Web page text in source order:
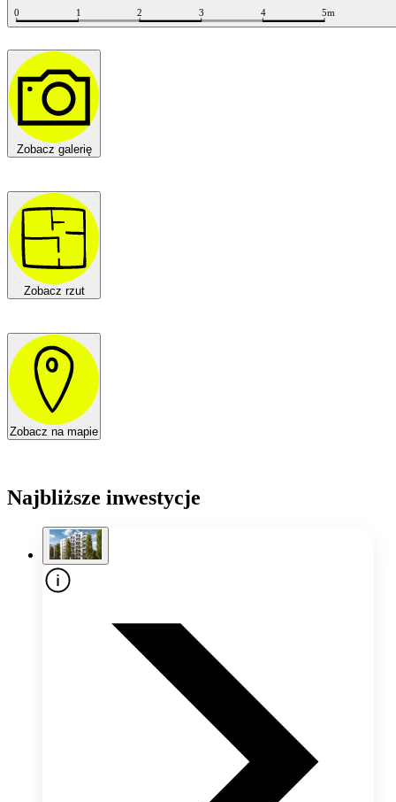
Zobacz galerię
Zobacz rzut
Zobacz na mapie
Najbliższe inwestycje